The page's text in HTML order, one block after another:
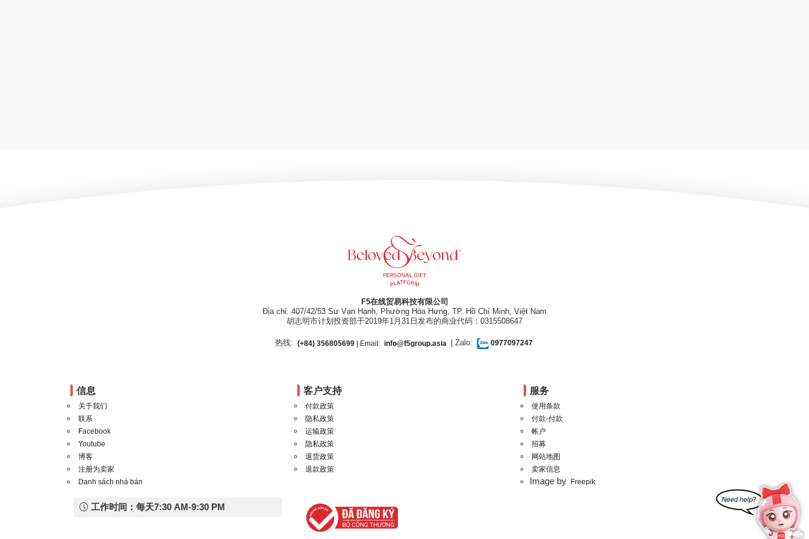
F5在线贸易科技有限公司
Địa chỉ: 407/42/53 Sư Vạn Hạnh, Phường Hòa Hưng, TP. Hồ Chí Minh, Việt Nam
胡志明市计划投资部于2019年1月31日发布的商业代码：0315508647
热线: (+84) 356805699| Email: info@f5group.asia | Zalo: 0977097247
信息
关于我们
联系
Facebook
Youtube
博客
注册为卖家
Danh sách nhà bán
客户支持
付款政策
隐私政策
运输政策
隐私政策
退货政策
退款政策
服务
使用条款
付款-付款
帐户
招募
网站地图
卖家信息
Image by Freepik
工作时间：每天7:30 AM-9:30 PM